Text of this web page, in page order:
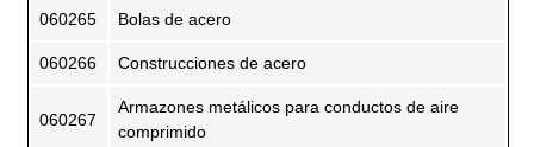
060265 Bolas de acero
060266 Construcciones de acero
060267
Armazones metálicos para conductos de aire
comprimido